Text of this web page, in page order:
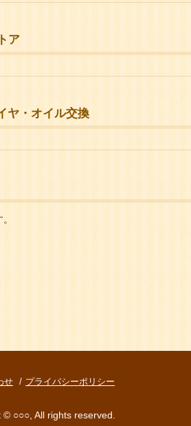
ア
ヤ・オイル交換
せ プライバシーポリシー
© ○○○, All rights reserved.